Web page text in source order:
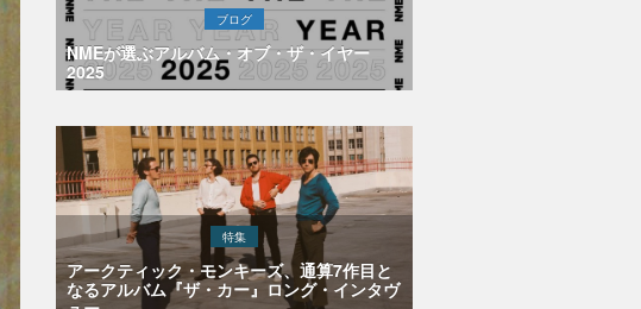
ブログ
NMEが選ぶアルバム・オブ・ザ・イヤー
2025
特集
アークティック・モンキーズ、通算7作目と
なるアルバム『ザ・カー』ロング・インタヴ